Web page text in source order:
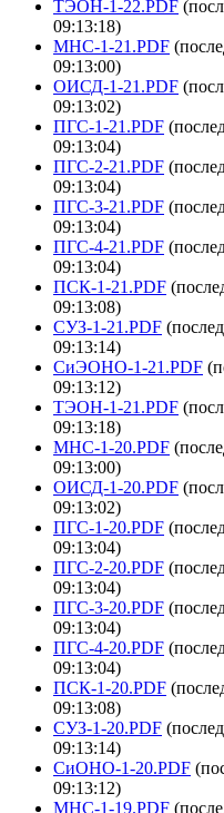
ТЭОН-1-22.PDF
09:13:18)
МНС-1-21.PDF
09:13:00)
ОИСД-1-21.PDF
09:13:02)
ПГС-1-21.PDF
09:13:04)
ПГС-2-21.PDF
09:13:04)
ПГС-3-21.PDF
09:13:04)
ПГС-4-21.PDF
09:13:04)
ПСК-1-21.PDF
09:13:08)
СУЗ-1-21.PDF
09:13:14)
СиЭОНО-1-21.PDF
09:13:12)
ТЭОН-1-21.PDF
09:13:18)
МНС-1-20.PDF
09:13:00)
ОИСД-1-20.PDF
09:13:02)
ПГС-1-20.PDF
09:13:04)
ПГС-2-20.PDF
09:13:04)
ПГС-3-20.PDF
09:13:04)
ПГС-4-20.PDF
09:13:04)
ПСК-1-20.PDF
09:13:08)
СУЗ-1-20.PDF
09:13:14)
СиОНО-1-20.PDF
09:13:12)
МНС-1-19.PDF